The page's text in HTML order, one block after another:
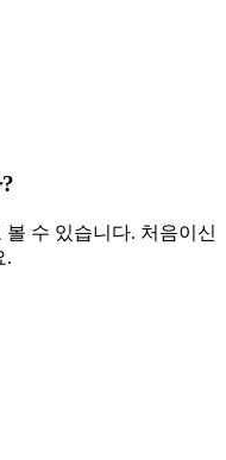
수 있습니다. 처음이신
.